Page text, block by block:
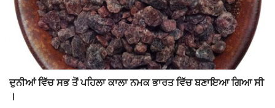
ਦੁਨੀਆਂ ਵਿੱਚ ਸਭ ਤੋਂ ਪਹਿਲਾ ਕਾਲਾ ਨਮਕ ਭਾਰਤ ਵਿੱਚ ਬਣਾਇਆ ਗਿਆ ਸੀ
।